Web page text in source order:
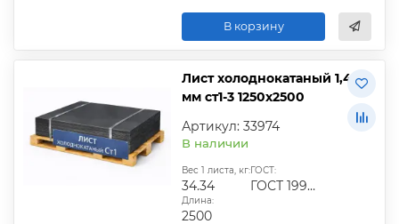
В корзину
Лист холоднокатаный 1,4
мм ст1-3 1250х2500
Артикул: 33974
В наличии
Вес 1 листа, кг:
34.34
ГОСТ:
ГОСТ 19904-90
Длина:
2500